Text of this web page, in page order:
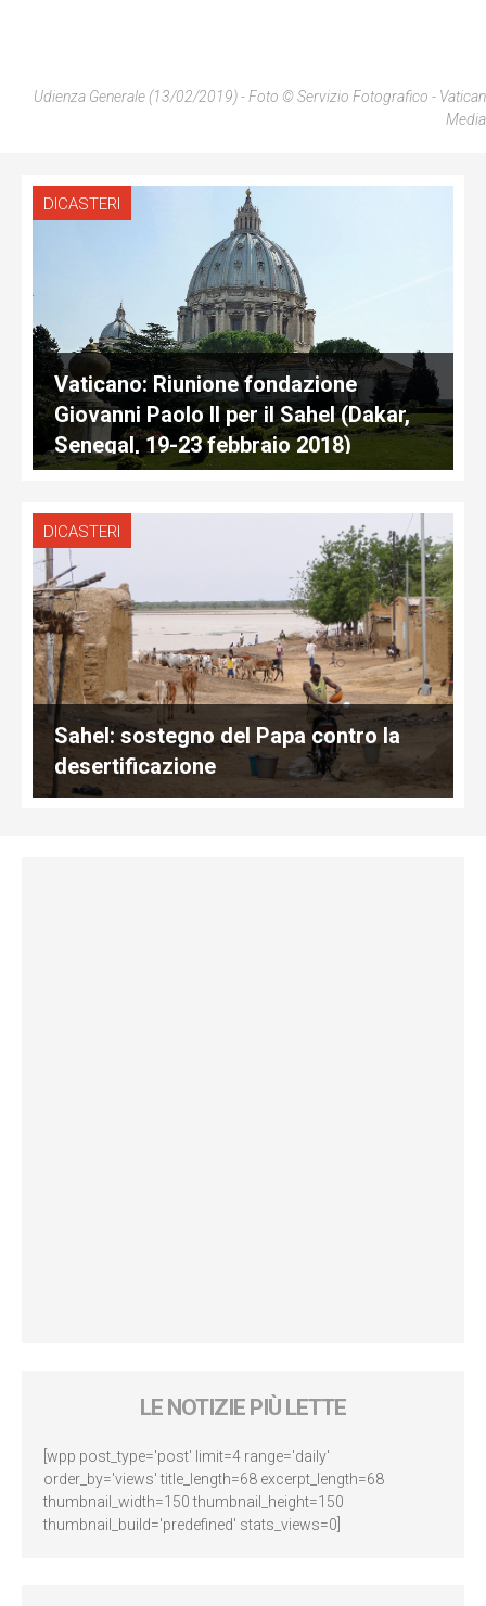
Udienza Generale (13/02/2019) - Foto © Servizio Fotografico - Vatican
Media
DICASTERI
Vaticano: Riunione fondazione
Giovanni Paolo II per il Sahel (Dakar,
Senegal, 19-23 febbraio 2018)
DICASTERI
Sahel: sostegno del Papa contro la
desertificazione
LE NOTIZIE PIÙ LETTE
[wpp post_type='post' limit=4 range='daily'
order_by='views' title_length=68 excerpt_length=68
thumbnail_width=150 thumbnail_height=150
thumbnail_build='predefined' stats_views=0]